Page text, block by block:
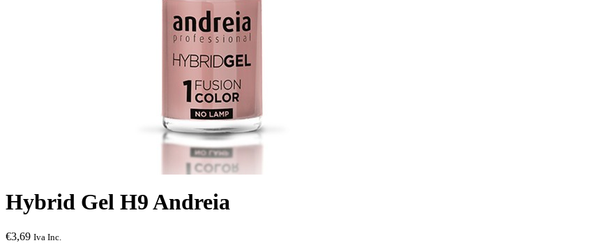
Hybrid Gel H9 Andreia
€3,69 Iva Inc.